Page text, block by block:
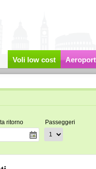
Voli low cost
ritorno Passeggeri